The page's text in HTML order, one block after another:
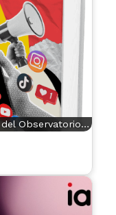
Observatorio…